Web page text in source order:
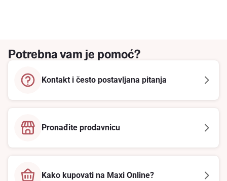
Potrebna vam je pomoć?
Kontakt i često postavljana pitanja
Pronađite prodavnicu
Kako kupovati na Maxi Online?